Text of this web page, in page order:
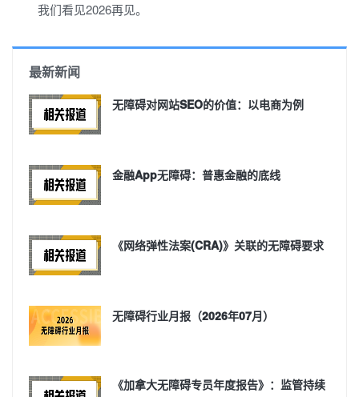
我们看见2026再见。
最新新闻
无障碍对网站SEO的价值：以电商为例
金融App无障碍：普惠金融的底线
《网络弹性法案(CRA)》关联的无障碍要求
无障碍行业月报（2026年07月）
《加拿大无障碍专员年度报告》：监管持续